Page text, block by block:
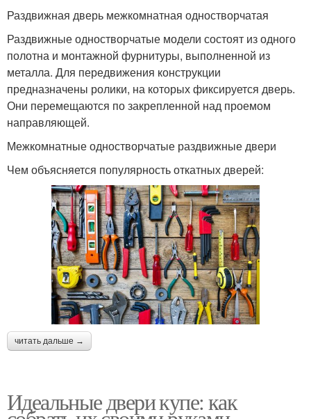
Раздвижная дверь межкомнатная одностворчатая
Раздвижные одностворчатые модели состоят из одного
полотна и монтажной фурнитуры, выполненной из
металла. Для передвижения конструкции
предназначены ролики, на которых фиксируется дверь.
Они перемещаются по закрепленной над проемом
направляющей.
Межкомнатные одностворчатые раздвижные двери
Чем объясняется популярность откатных дверей:
читать дальше →
Идеальные двери купе: как